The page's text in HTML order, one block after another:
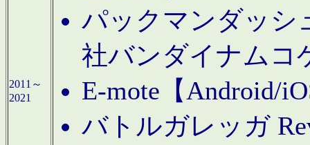
2011～
2021
パックマンダッシ
社バンダイナムコ
E-mote【Android/
バトルガレッガ